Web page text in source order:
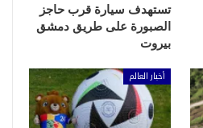
تستهدف سيارة قرب حاجز
الصبورة على طريق دمشق
بيروت
أخبار العالم